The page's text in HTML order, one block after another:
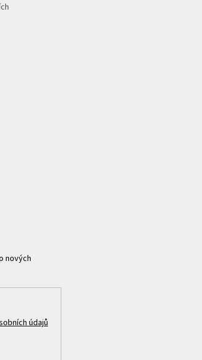
nových
údajů